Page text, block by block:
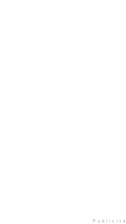
Publicité